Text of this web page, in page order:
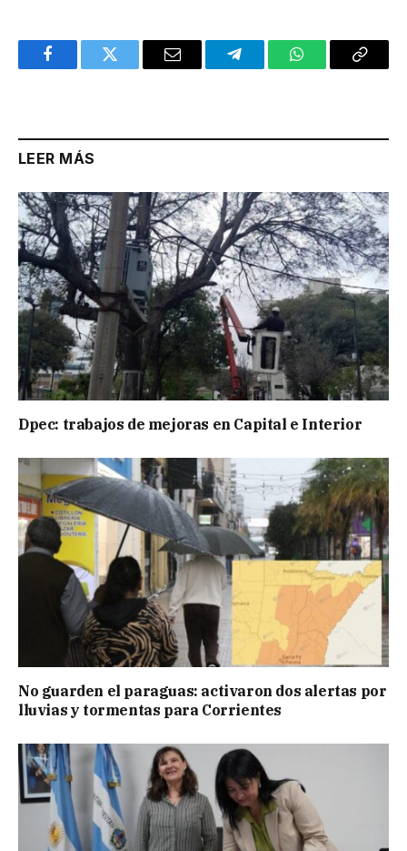
FacebookTwitter Email TelegramWhatsAppCopy
LEER MÁS
Dpec: trabajos de mejoras en Capital e Interior
No guarden el paraguas: activaron dos alertas por
lluvias y tormentas para Corrientes